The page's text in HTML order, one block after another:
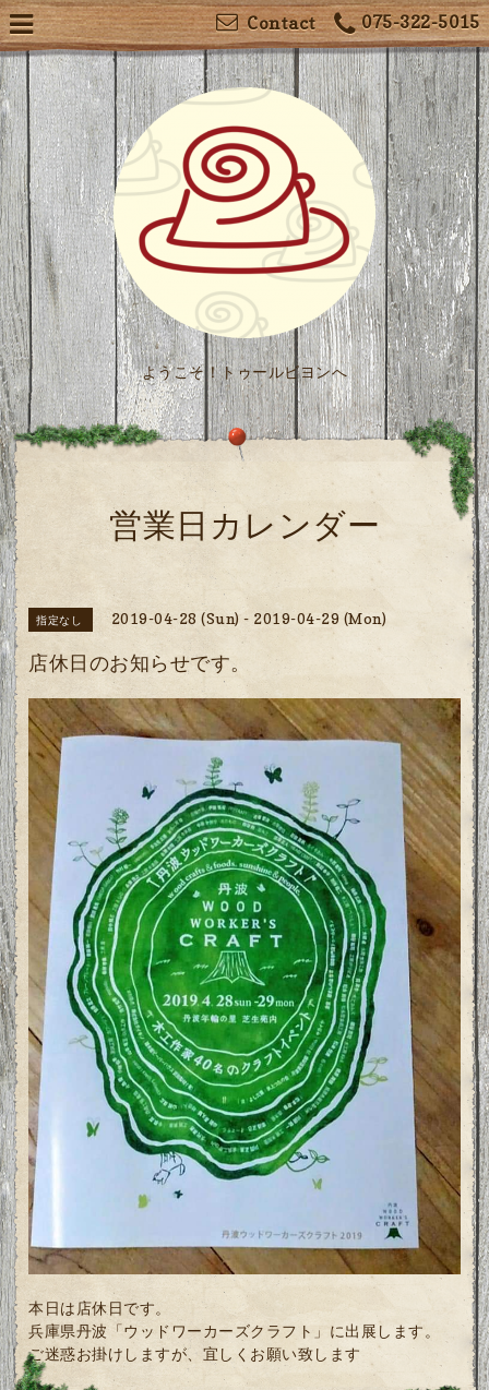
075-322-5015
Contact
ようこそ！トゥールビヨンへ
営業日カレンダー
指定なし 2019-04-28 (Sun) - 2019-04-29 (Mon)
店休日のお知らせです。
本日は店休日です。
兵庫県丹波「ウッドワーカーズクラフト」に出展します。
ご迷惑お掛けしますが、宜しくお願い致します